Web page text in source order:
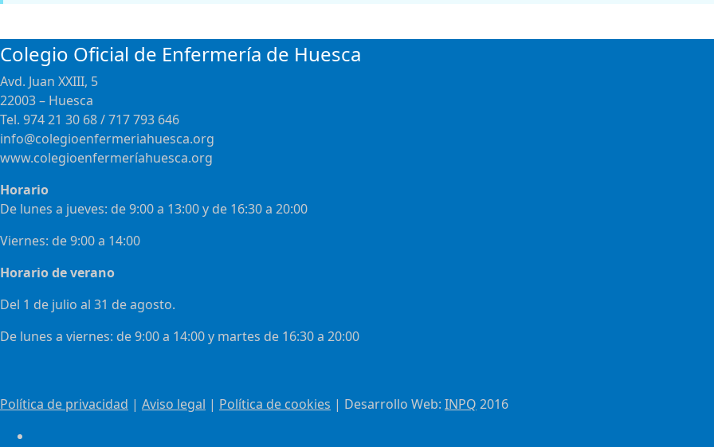
Colegio Oficial de Enfermería de Huesca
Avd. Juan XXIII, 5
22003 – Huesca
Tel. 974 21 30 68 / 717 793 646
info@colegioenfermeriahuesca.org
www.colegioenfermeríahuesca.org
Horario
De lunes a jueves: de 9:00 a 13:00 y de 16:30 a 20:00
Viernes: de 9:00 a 14:00
Horario de verano
Del 1 de julio al 31 de agosto.
De lunes a viernes: de 9:00 a 14:00 y martes de 16:30 a 20:00
Política de privacidad | Aviso legal | Política de cookies | Desarrollo Web: INPQ 2016